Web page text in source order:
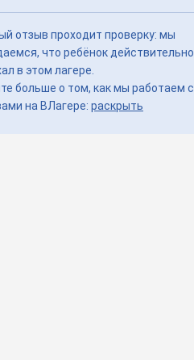
отзыв проходит проверку: мы
что ребёнок действительно
в этом лагере.
больше о том, как мы работаем с
на ВЛагере: раскрыть